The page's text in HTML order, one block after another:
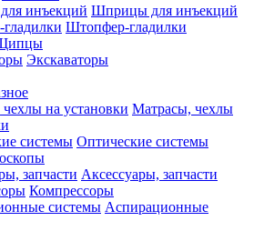
Шприцы для инъекций
Штопфер-гладилки
Экскаваторы
Матрасы, чехлы
Оптические системы
Аксессуары, запчасти
Компрессоры
Аспирационные